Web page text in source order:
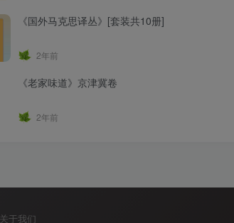
《国外马克思译丛》[套装共10册]
2年前
《老家味道》京津冀卷
2年前
关于我们